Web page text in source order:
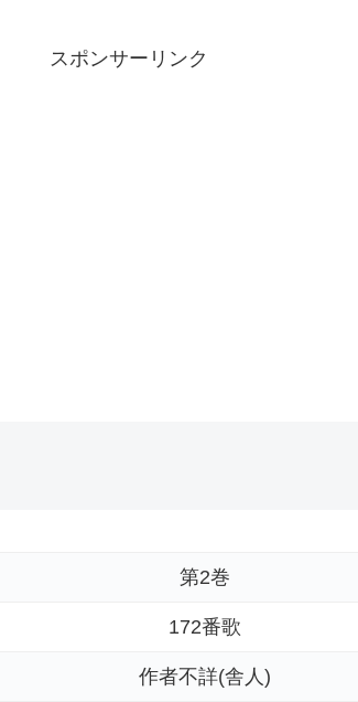
スポンサーリンク
第2巻
172番歌
作者不詳(舎人)